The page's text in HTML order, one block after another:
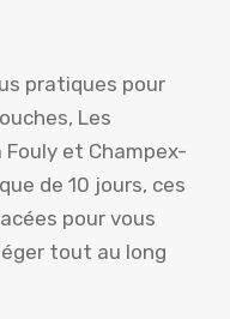
pratiques pour
Les
Fouly et Champex-
de 10 jours, ces
pour vous
tout au long